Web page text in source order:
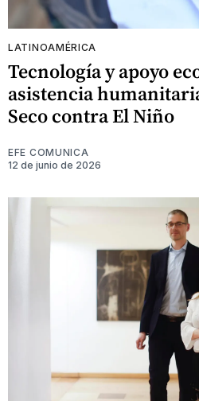
LATINOAMÉRICA
Tecnología y apoyo
asistencia
Seco contra El Niño
EFE COMUNICA
12 de junio de 2026